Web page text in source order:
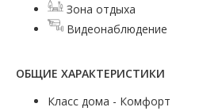
Зона отдыха
Видеонаблюдение
ОБЩИЕ ХАРАКТЕРИСТИКИ
Класс дома - Комфорт